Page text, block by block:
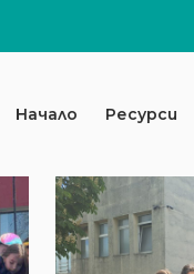
Начало Ресурси